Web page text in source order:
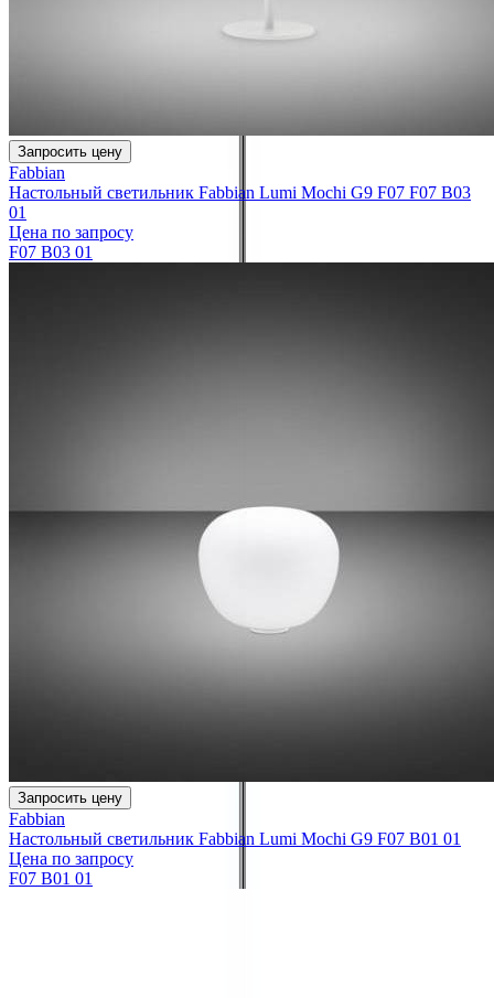
Запросить цену
Fabbian
Настольный светильник Fabbian Lumi Mochi G9 F07 F07 B03
01
Цена по запросу
F07 B03 01
Запросить цену
Fabbian
Настольный светильник Fabbian Lumi Mochi G9 F07 B01 01
Цена по запросу
F07 B01 01